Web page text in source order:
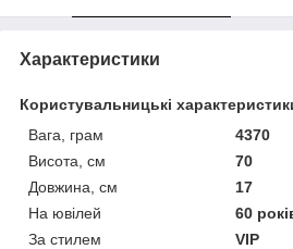
Характеристики
Користувальницькі
Вага, грам
4370
Висота, см
70
Довжина, см
17
На ювілей
60
За стилем
VIP